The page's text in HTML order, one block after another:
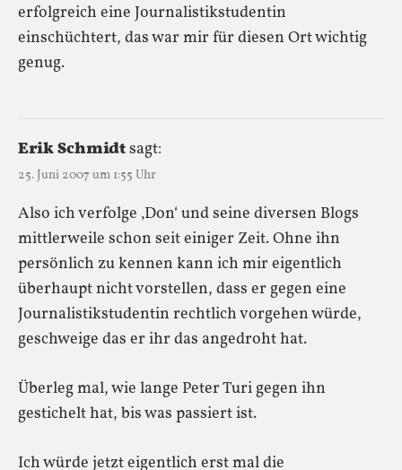
erfolgreich eine Journalistikstudentin
einschüchtert, das war mir für diesen Ort wichtig
genug.
Erik Schmidtsagt:
25. Juni 2007 um 1:55 Uhr
Also ich verfolge ‚Don‘ und seine diversen Blogs
mittlerweile schon seit einiger Zeit. Ohne ihn
persönlich zu kennen kann ich mir eigentlich
überhaupt nicht vorstellen, dass er gegen eine
Journalistikstudentin rechtlich vorgehen würde,
geschweige das er ihr das angedroht hat.
Überleg mal, wie lange Peter Turi gegen ihn
gestichelt hat, bis was passiert ist.
Ich würde jetzt eigentlich erst mal die